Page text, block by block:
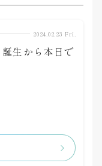
2024.02.23 Fri.
生から本日で